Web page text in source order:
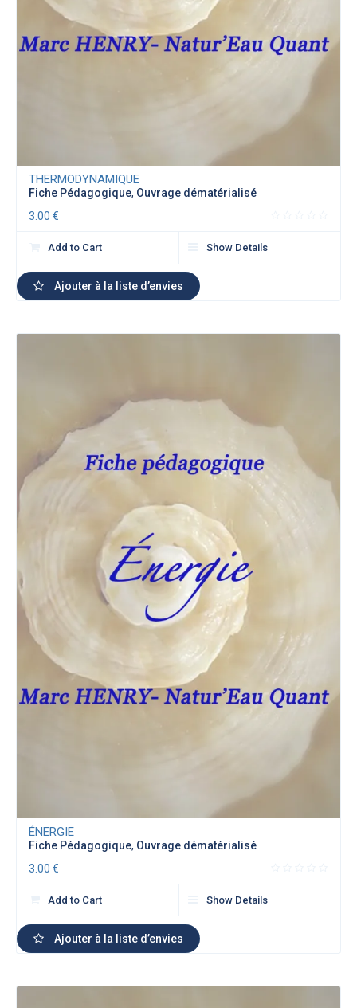
THERMODYNAMIQUE
Fiche Pédagogique, Ouvrage dématérialisé
3.00€
Add to Cart Show Details
Ajouter à la liste d’envies
ÉNERGIE
Fiche Pédagogique, Ouvrage dématérialisé
3.00€
Add to Cart Show Details
Ajouter à la liste d’envies